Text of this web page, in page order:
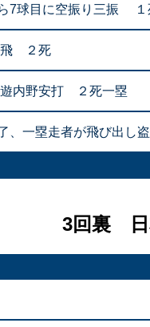
7球目に空振り三振 １
飛 ２死
内野安打 ２死一塁
、一塁走者が飛び出
3回裏 日